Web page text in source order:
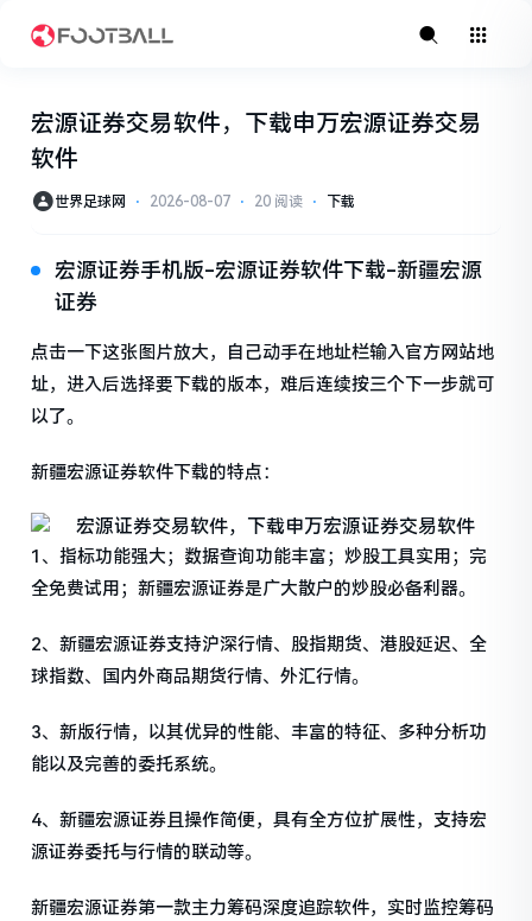
宏源证券交易软件，下载申万宏源证券交易
软件
世界足球网 ⋅ 2026-08-07 ⋅ 20 阅读 ⋅ 下载
宏源证券手机版-宏源证券软件下载-新疆宏源
证券
点击一下这张图片放大，自己动手在地址栏输入官方网站地
址，进入后选择要下载的版本，难后连续按三个下一步就可
以了。
新疆宏源证券软件下载的特点：
1、指标功能强大；数据查询功能丰富；炒股工具实用；完
全免费试用；新疆宏源证券是广大散户的炒股必备利器。
2、新疆宏源证券支持沪深行情、股指期货、港股延迟、全
球指数、国内外商品期货行情、外汇行情。
3、新版行情，以其优异的性能、丰富的特征、多种分析功
能以及完善的委托系统。
4、新疆宏源证券且操作简便，具有全方位扩展性，支持宏
源证券委托与行情的联动等。
新疆宏源证券第一款主力筹码深度追踪软件，实时监控筹码